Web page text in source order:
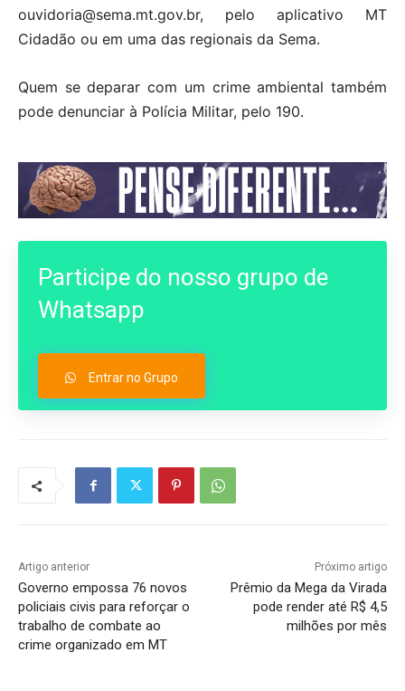
ouvidoria@sema.mt.gov.br, pelo aplicativo MT
Cidadão ou em uma das regionais da Sema.
Quem se deparar com um crime ambiental também
pode denunciar à Polícia Militar, pelo 190.
Participe do nosso grupo de
Whatsapp
Entrar no Grupo
Artigo anterior
Governo empossa 76 novos
policiais civis para reforçar o
trabalho de combate ao
crime organizado em MT
Próximo artigo
Prêmio da Mega da Virada
pode render até R$ 4,5
milhões por mês